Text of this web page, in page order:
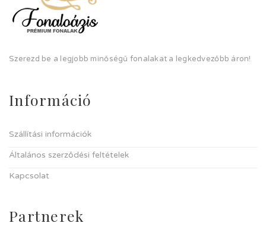
Szerezd be a legjobb minőségű fonalakat a legkedvezőbb áron!
Információ
Szállítási információk
Általános szerződési feltételek
Kapcsolat
Partnerek